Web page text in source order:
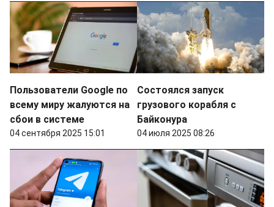
Пользователи Google по
всему миру жалуются на
сбои в системе
04 сентября 2025 15:01
Состоялся запуск
грузового корабля с
Байконура
04 июля 2025 08:26